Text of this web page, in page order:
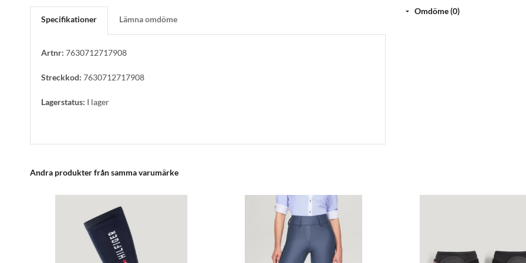
Specifikationer Lämna omdöme
Artnr: 7630712717908
Streckkod: 7630712717908
Lagerstatus: I lager
Omdöme (0)
Andra produkter från samma varumärke